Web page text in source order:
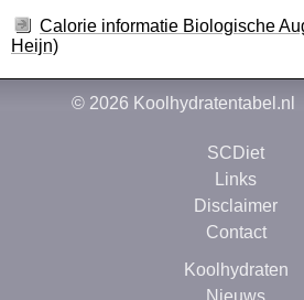
Calorie informatie Biologische
Heijn)
© 2026 Koolhydratentabel.nl
SCDiet
Links
Disclaimer
Contact
Koolhydraten
Nieuws